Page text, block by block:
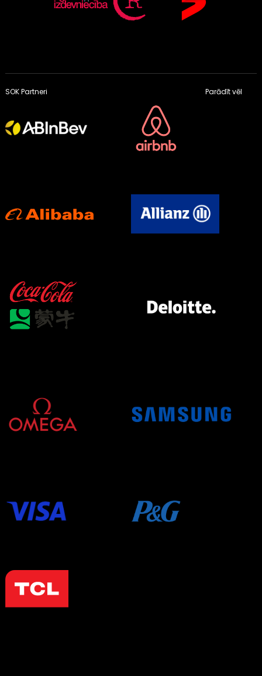
SOK Partneri Parādīt vēl